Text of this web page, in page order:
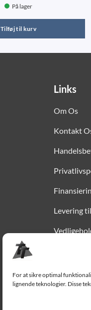
For at sikre optimal
lignende teknologier. Disse
På lager
Tilføj til kurv
Links
Om Os
Kontakt
Levering
Trailer-
Værksted
Job/